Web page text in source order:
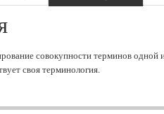
совокупности терминов одной
своя терминология.